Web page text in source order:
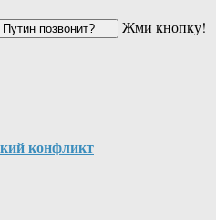
Жми кнопку!
конфликт